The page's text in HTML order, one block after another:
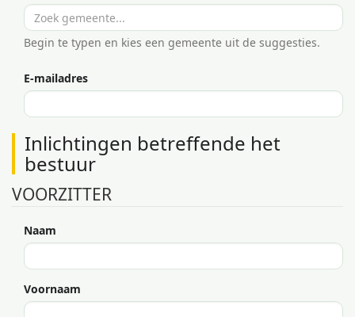
Begin te typen en kies een gemeente uit de suggesties.
E-mailadres
Inlichtingen betreffende het
bestuur
VOORZITTER
Naam
Voornaam